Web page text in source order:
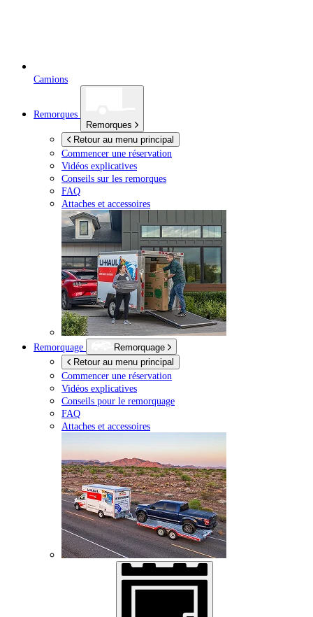
Camions
Remorques
Remorques
Retour au menu principal
Commencer une réservation
Vidéos explicatives
Conseils sur les remorques
FAQ
Attaches et accessoires
Remorquage
Remorquage
Retour au menu principal
Commencer une réservation
Vidéos explicatives
Conseils pour le remorquage
FAQ
Attaches et accessoires